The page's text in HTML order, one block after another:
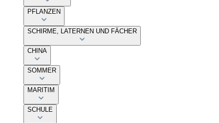
PFLANZEN
SCHIRME, LATERNEN UND FÄCHER
CHINA
SOMMER
MARITIM
SCHULE